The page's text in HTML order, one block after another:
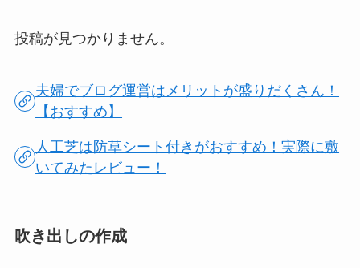
投稿が見つかりません。
夫婦でブログ運営はメリットが盛りだくさん！
【おすすめ】
人工芝は防草シート付きがおすすめ！実際に敷
いてみたレビュー！
吹き出しの作成